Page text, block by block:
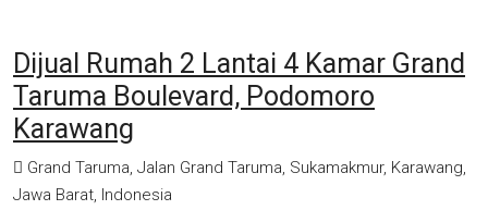
Dijual Rumah 2 Lantai 4 Kamar Grand
Taruma Boulevard, Podomoro
Karawang
Grand Taruma, Jalan Grand Taruma, Sukamakmur, Karawang,
Jawa Barat, Indonesia